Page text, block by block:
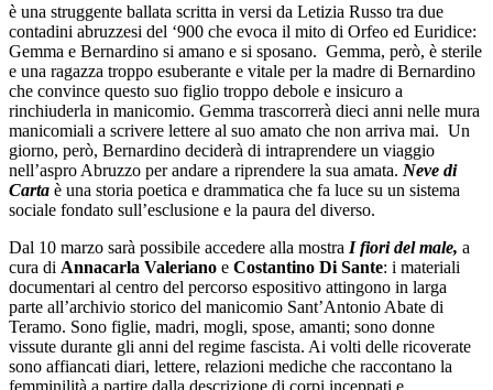
è una struggente ballata scritta in versi da Letizia Russo tra due
contadini abruzzesi del ‘900 che evoca il mito di Orfeo ed Euridice:
Gemma e Bernardino si amano e si sposano. Gemma, però, è sterile
e una ragazza troppo esuberante e vitale per la madre di Bernardino
che convince questo suo figlio troppo debole e insicuro a
rinchiuderla in manicomio. Gemma trascorrerà dieci anni nelle mura
manicomiali a scrivere lettere al suo amato che non arriva mai. Un
giorno, però, Bernardino deciderà di intraprendere un viaggio
nell’aspro Abruzzo per andare a riprendere la sua amata. Neve di
Carta è una storia poetica e drammatica che fa luce su un sistema
sociale fondato sull’esclusione e la paura del diverso.
Dal 10 marzo sarà possibile accedere alla mostra I fiori del male, a
cura di Annacarla Valeriano e Costantino Di Sante: i materiali
documentari al centro del percorso espositivo attingono in larga
parte all’archivio storico del manicomio Sant’Antonio Abate di
Teramo. Sono figlie, madri, mogli, spose, amanti; sono donne
vissute durante gli anni del regime fascista. Ai volti delle ricoverate
sono affiancati diari, lettere, relazioni mediche che raccontano la
femminilità a partire dalla descrizione di corpi inceppati e